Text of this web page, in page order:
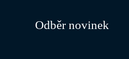
Odběr novinek